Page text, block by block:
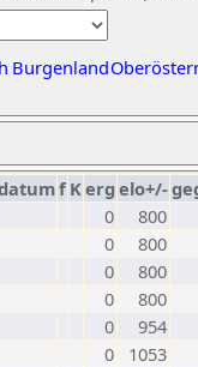
Burgenland
f Kerg elo+/-
0
800
0
800
0
800
0
800
0
954
0
1053